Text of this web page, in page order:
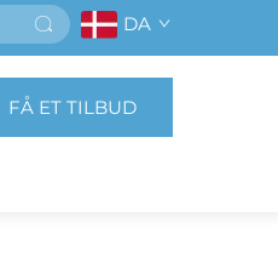
DA
FÅ ET TILBUD